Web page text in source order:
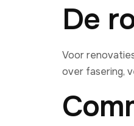
De
Voor
over fasering,